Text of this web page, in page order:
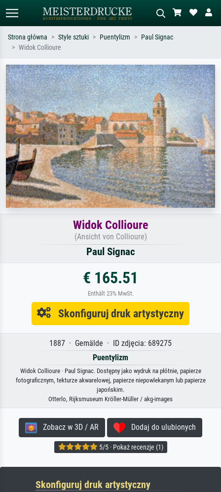
Szukaj wg artysty, tytułu lub stylu – np.
Monet, Gwiaździsta noc,
impresjonizm, fala Hokusaia, akt.
Opisz scenę – np. zielona łąka,
abstrakcja z czerwienią, ciemny olej,
stojący akt obok drzewa.
Strona główna Style sztuki Puentylizm
Paul Signac
Widok Collioure
Widok Collioure
(Ansicht von Collioure)
Paul Signac
€ 165.51
Enthält 23% MwSt.
Skonfiguruj druk artystyczny
1887 · Gemälde · ID zdjęcia: 689275
Puentylizm
Widok Collioure · Paul Signac. Dostępny jako wydruk na płótnie, papierze
fotograficznym, tekturze akwarelowej, papierze niepowlekanym lub papierze
japońskim.
Otterlo, Rijksmuseum Kröller-Müller / akg-images
Zobacz w 3D / AR Dodaj do ulubionych
5/5 · Pokaż recenzje (1)
Skonfiguruj druk artystyczny